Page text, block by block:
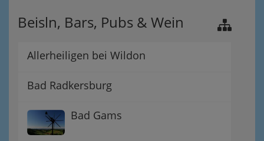
Beisln, Bars, Pubs & Wein
Allerheiligen bei Wildon
Bad Radkersburg
Bad Gams